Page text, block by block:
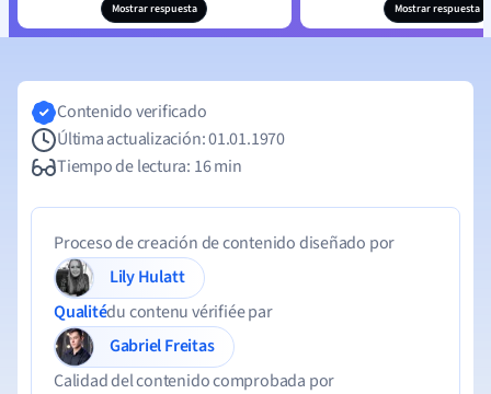
Mostrar respuesta Mostrar respuesta
Contenido verificado
Última actualización: 01.01.1970
Tiempo de lectura: 16 min
Proceso de creación de contenido diseñado por
Lily Hulatt
Qualitédu contenu vérifiée par
Gabriel Freitas
Calidad del contenido comprobada por